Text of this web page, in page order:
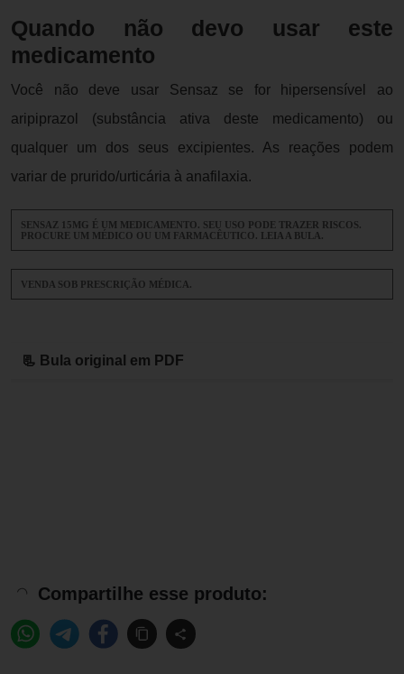
Quando não devo usar este
medicamento
Você não deve usar Sensaz se for hipersensível ao
aripiprazol (substância ativa deste medicamento) ou
qualquer um dos seus excipientes. As reações podem
variar de prurido/urticária à anafilaxia.
SENSAZ 15MG É UM MEDICAMENTO. SEU USO PODE TRAZER RISCOS.
PROCURE UM MÉDICO OU UM FARMACÊUTICO. LEIA A BULA.
VENDA SOB PRESCRIÇÃO MÉDICA.
📃 Bula original em PDF
Compartilhe esse produto: